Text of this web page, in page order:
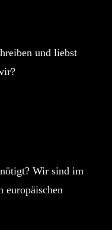
und liebst
Wir sind im
europäischen